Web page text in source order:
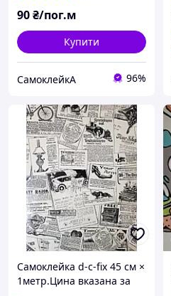
90₴/пог.м
Купити
СамоклейкА 96%
Самоклейка d-c-fix 45 см ×
1метр.Цина вказана за